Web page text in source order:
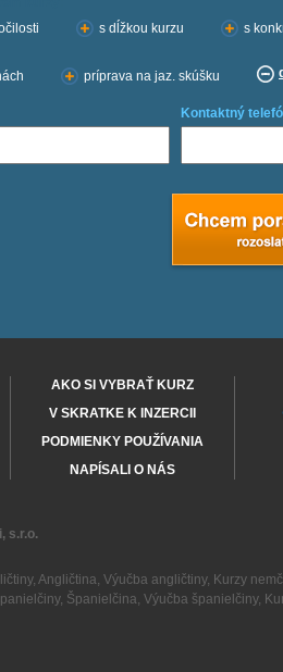
s dĺžkou kurzu s
príprava na jaz. skúšku
Kontaktný
AKO SI VYBRAŤ KURZ
V SKRATKE K INZERCII
PODMIENKY POUŽÍVANIA
NAPÍSALI O NÁS
s.r.o.
, Angličtina, Výučba angličtiny, Kurzy
, Španielčina, Výučba španielčiny,